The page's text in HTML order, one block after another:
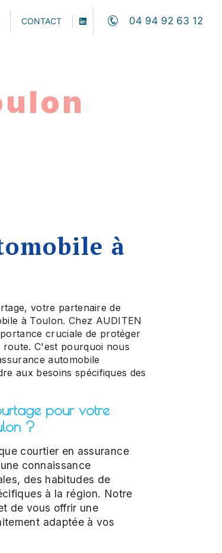
CONTACT 04 94 92 63 12
à
votre partenaire de
à Toulon. Chez AUDITEN
cruciale de protéger
C'est pourquoi nous
automobile
aux besoins spécifiques des
pour votre
?
courtier en assurance
connaissance
des habitudes de
à la région. Notre
de vous offrir une
adaptée à vos